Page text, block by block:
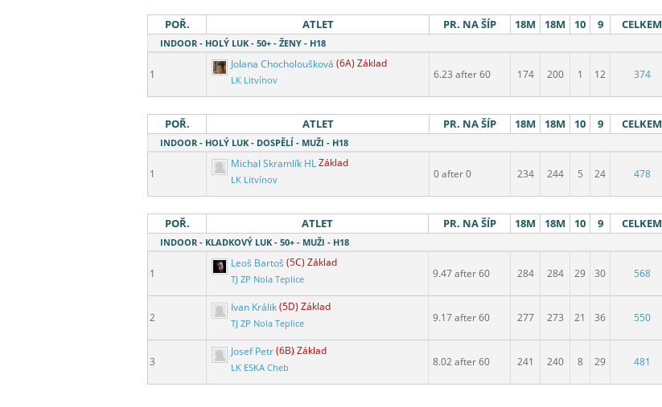
POŘ. ATLET PR. NA ŠÍP 18M 18M 10 9 CELKEM
INDOOR - HOLÝ LUK - 50+ - ŽENY - H18
1
Jolana Chocholoušková (6A) Základ
LK Litvínov 6.23 after 60 174 200 1 12 374
POŘ. ATLET PR. NA ŠÍP 18M 18M 10 9 CELKEM
INDOOR - HOLÝ LUK - DOSPĚLÍ - MUŽI - H18
1
Michal Skramlík HLZáklad
LK Litvínov 0 after 0 234 244 5 24 478
POŘ. ATLET PR. NA ŠÍP 18M 18M 10 9 CELKEM
INDOOR - KLADKOVÝ LUK - 50+ - MUŽI - H18
1
Leoš Bartoš (5C) Základ
TJ ZP Nola Teplice 9.47 after 60 284 284 29 30 568
2
Ivan Králik(5D) Základ
TJ ZP Nola Teplice 9.17 after 60 277 273 21 36 550
3
Josef Petr(6B) Základ
LK ESKA Cheb 8.02 after 60 241 240 8 29 481